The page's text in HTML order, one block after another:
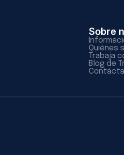
Sobre
Quiénes
Trabaja
Blog de